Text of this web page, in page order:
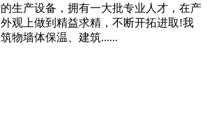
生产设备，拥有一大批专业人才，在产
观上做到精益求精，不断开拓进取!我
物墙体保温、建筑......